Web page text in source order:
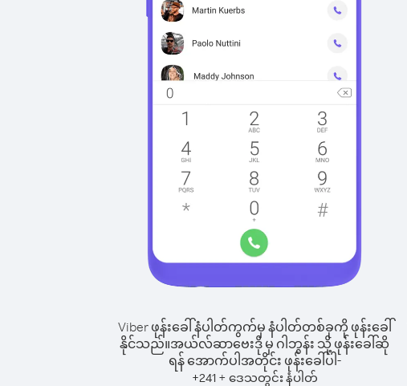
Viber ဖုန်းခေါ်နံပါတ်ကွက်မှ နံပါတ်တစ်ခုကို ဖုန်းခေါ်
နိုင်သည်။အယ်လ်ဆာဗေးဒို မှ ဂါဘွန်း သို့ ဖုန်းခေါ်ဆို
ရန် အောက်ပါအတိုင်း ဖုန်းခေါ်ပါ-
+241+ ဒေသတွင်း နံပါတ်